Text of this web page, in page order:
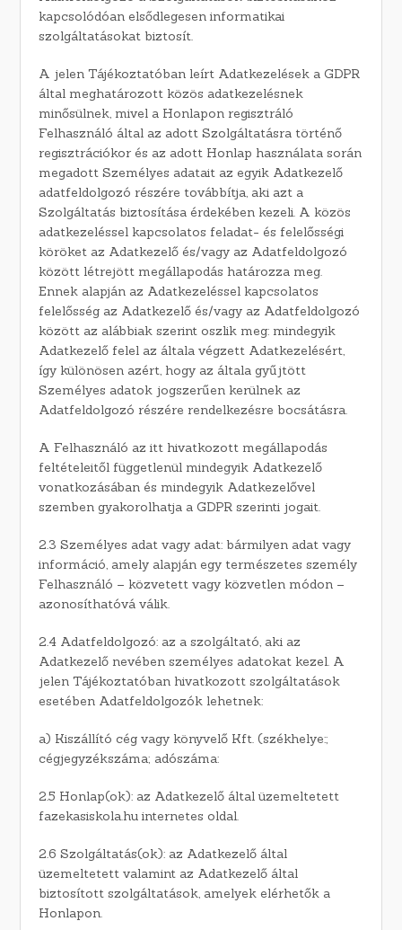
kapcsolódóan elsődlegesen informatikai
szolgáltatásokat biztosít.
A jelen Tájékoztatóban leírt Adatkezelések a GDPR
által meghatározott közös adatkezelésnek
minősülnek, mivel a Honlapon regisztráló
Felhasználó által az adott Szolgáltatásra történő
regisztrációkor és az adott Honlap használata során
megadott Személyes adatait az egyik Adatkezelő
adatfeldolgozó részére továbbítja, aki azt a
Szolgáltatás biztosítása érdekében kezeli. A közös
adatkezeléssel kapcsolatos feladat- és felelősségi
köröket az Adatkezelő és/vagy az Adatfeldolgozó
között létrejött megállapodás határozza meg.
Ennek alapján az Adatkezeléssel kapcsolatos
felelősség az Adatkezelő és/vagy az Adatfeldolgozó
között az alábbiak szerint oszlik meg: mindegyik
Adatkezelő felel az általa végzett Adatkezelésért,
így különösen azért, hogy az általa gyűjtött
Személyes adatok jogszerűen kerülnek az
Adatfeldolgozó részére rendelkezésre bocsátásra.
A Felhasználó az itt hivatkozott megállapodás
feltételeitől függetlenül mindegyik Adatkezelő
vonatkozásában és mindegyik Adatkezelővel
szemben gyakorolhatja a GDPR szerinti jogait.
2.3 Személyes adat vagy adat: bármilyen adat vagy
információ, amely alapján egy természetes személy
Felhasználó – közvetett vagy közvetlen módon –
azonosíthatóvá válik.
2.4 Adatfeldolgozó: az a szolgáltató, aki az
Adatkezelő nevében személyes adatokat kezel. A
jelen Tájékoztatóban hivatkozott szolgáltatások
esetében Adatfeldolgozók lehetnek:
a) Kiszállító cég vagy könyvelő Kft. (székhelye:;
cégjegyzékszáma; adószáma:
2.5 Honlap(ok): az Adatkezelő által üzemeltetett
fazekasiskola.hu internetes oldal.
2.6 Szolgáltatás(ok): az Adatkezelő által
üzemeltetett valamint az Adatkezelő által
biztosított szolgáltatások, amelyek elérhetők a
Honlapon.